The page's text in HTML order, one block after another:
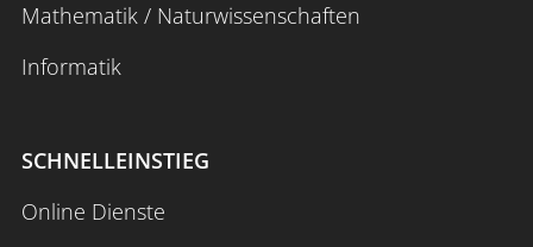
Mathematik / Naturwissenschaften
Informatik
SCHNELLEINSTIEG
Online Dienste